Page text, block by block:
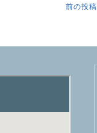
前の投稿